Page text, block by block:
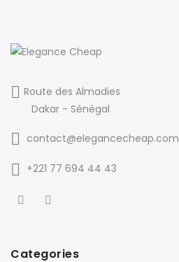
Route des Almadies
Dakar - Sénégal
contact@elegancecheap.com
+221 77 694 44 43
Categories